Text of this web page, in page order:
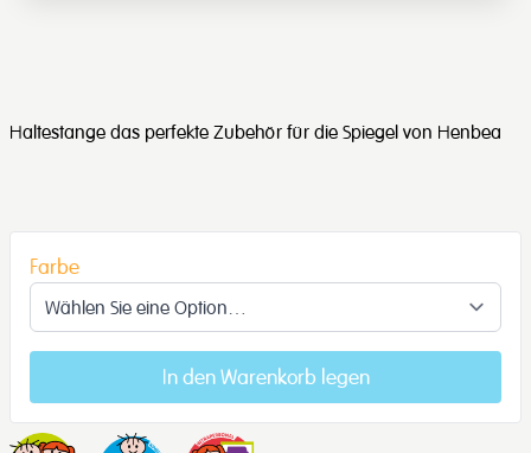
Haltestange das perfekte Zubehör für die Spiegel von Henbea
Farbe
In den Warenkorb legen